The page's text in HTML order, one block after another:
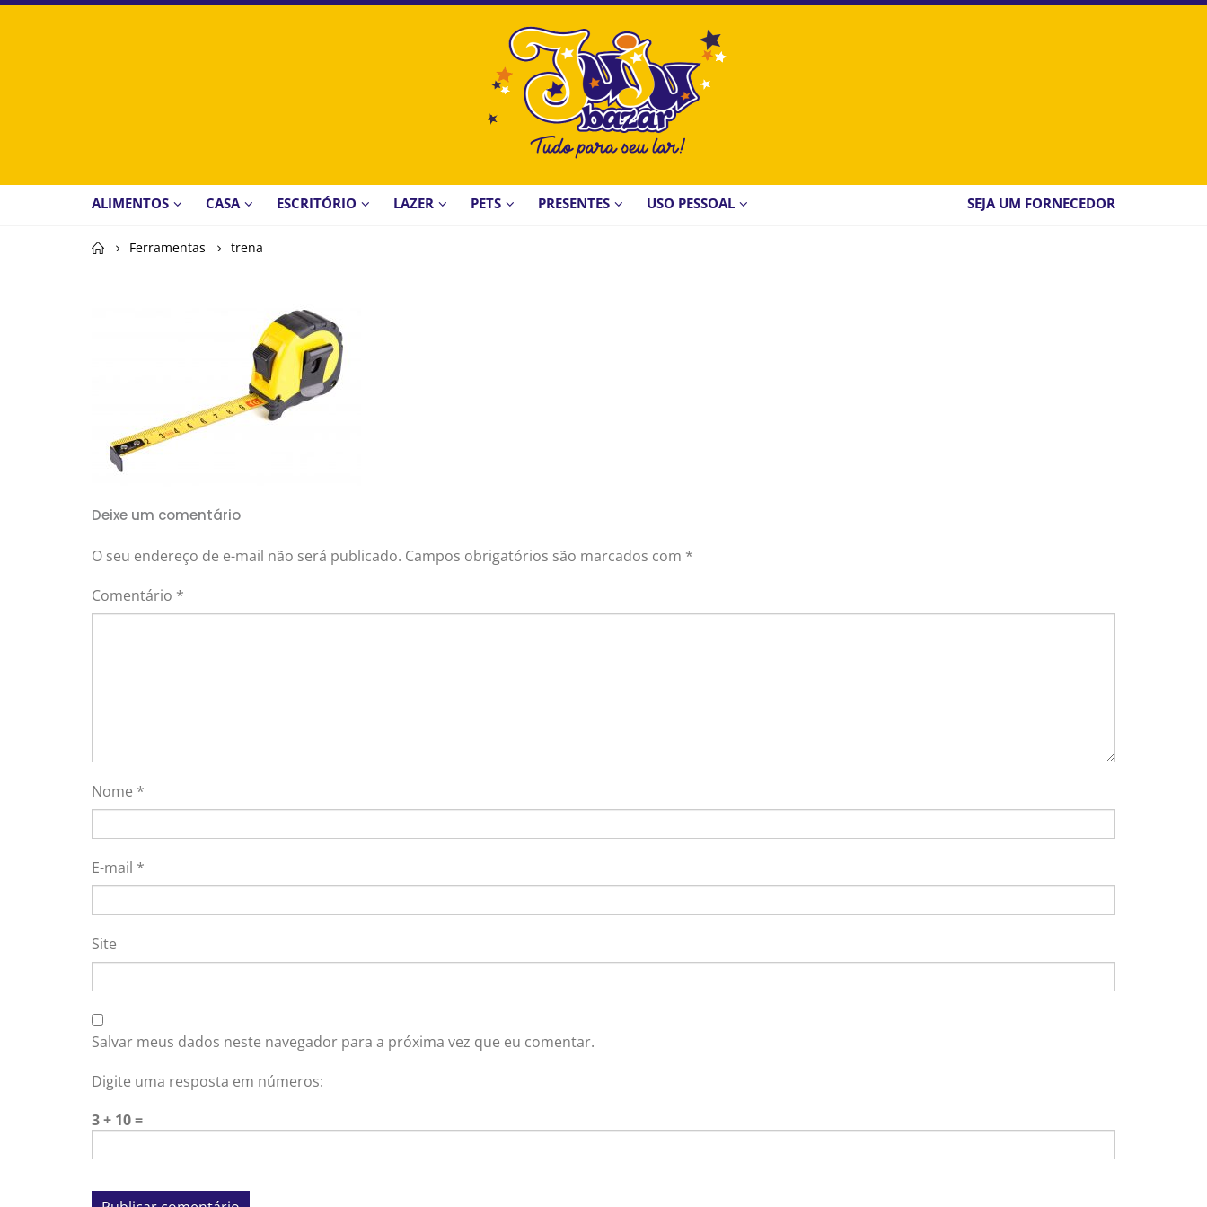
ALIMENTOS CASA ESCRITÓRIO LAZER PETS PRESENTES USO PESSOAL SEJA UM FORNECEDOR
Home
Ferramentas trena
Deixe um comentário
O seu endereço de e-mail não será publicado. Campos obrigatórios são marcados com *
Comentário *
Nome *
E-mail *
Site
Salvar meus dados neste navegador para a próxima vez que eu comentar.
Digite uma resposta em números:
3 + 10 =